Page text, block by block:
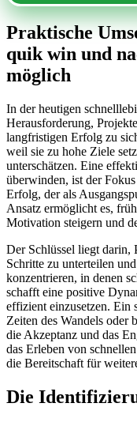
Praktische
quik win und
möglich
In der heutigen
Herausforderung,
langfristigen Erfolg zu
weil sie zu hohe Ziele
unterschätzen. Eine
überwinden, ist der
Erfolg, der als
Ansatz ermöglicht es,
Motivation steigern und
Der Schlüssel liegt darin,
Schritte zu unterteilen
konzentrieren, in denen
schafft eine positive
effizient einzusetzen. Ein
Zeiten des Wandels oder
die Akzeptanz und das
das Erleben von
die Bereitschaft für
Die